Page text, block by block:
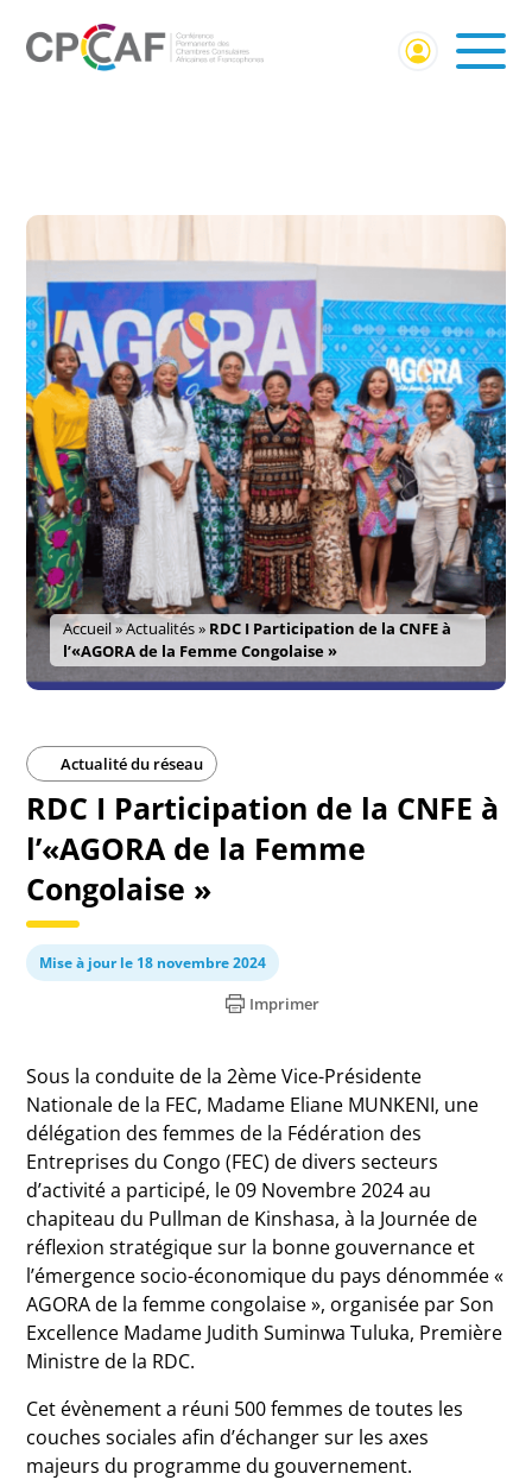
Accueil»Actualités» RDC I Participation de la CNFE à
l’«AGORA de la Femme Congolaise »
Actualité du réseau
RDC I Participation de la CNFE à
l’«AGORA de la Femme
Congolaise »
Mise à jour le 18 novembre 2024
Imprimer
Sous la conduite de la 2ème Vice-Présidente
Nationale de la FEC, Madame Eliane MUNKENI, une
délégation des femmes de la Fédération des
Entreprises du Congo (FEC) de divers secteurs
d’activité a participé, le 09 Novembre 2024 au
chapiteau du Pullman de Kinshasa, à la Journée de
réflexion stratégique sur la bonne gouvernance et
l’émergence socio-économique du pays dénommée «
AGORA de la femme congolaise », organisée par Son
Excellence Madame Judith Suminwa Tuluka, Première
Ministre de la RDC.
Cet évènement a réuni 500 femmes de toutes les
couches sociales afin d’échanger sur les axes
majeurs du programme du gouvernement.